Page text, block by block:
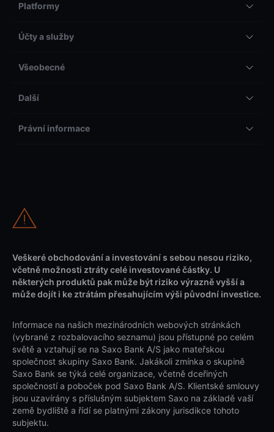
Platformy
Účty a služby
Všeobecné
Další
Právní informace
Veškeré obchodování a investování s sebou nesou riziko,
včetně možnosti ztráty celé investované částky. U
některých produktů pak může být riziko výrazně vyšší a
může dojít i ke ztrátám přesahujícím výši původní investice.
Informace na našich mezinárodních webových stránkách
(vybrané z rozbalovacího seznamu) jsou přístupné po celém
světě a vztahují se na Saxo Bank A/S jako mateřskou
společnost skupiny Saxo Bank. Jakákoli zmínka o skupině
Saxo Bank se týká celé organizace, včetně dceřiných
společností a poboček pod Saxo Bank A/S. Klientské smlouvy
jsou uzavírány s příslušným subjektem Saxo na základě vaší
země bydliště a řídí se platnými zákony jurisdikce tohoto
subjektu.